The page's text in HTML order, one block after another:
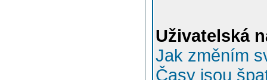
Uživatelská
Jak změním
Časy jsou